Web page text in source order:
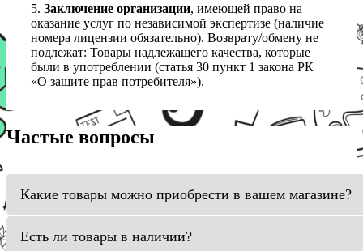
5. Заключение организации, имеющей право на
оказание услуг по независимой экспертизе (наличие
номера лицензии обязательно). Возврату/обмену не
подлежат: Товары надлежащего качества, которые
были в употреблении (статья 30 пункт 1 закона РК
«О защите прав потребителя»).
Частые вопросы
Какие товары можно приобрести в вашем магазине?
Есть ли товары в наличии?